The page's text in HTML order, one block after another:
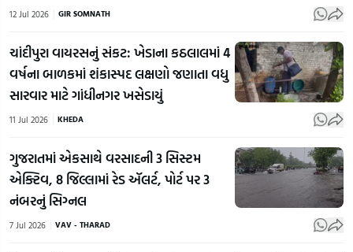
12 Jul 2026 GIR SOMNATH
ચાંદીપુરા વાયરસનું સંકટ: ખેડાના કઠલાલમાં 4
વર્ષના બાળકમાં શંકાસ્પદ લક્ષણો જણાતા વધુ
સારવાર માટે ગાંધીનગર ખસેડાયું
11 Jul 2026 KHEDA
ગુજરાતમાં એકસાથે વરસાદની 3 સિસ્ટમ
એક્ટિવ, 8 જિલ્લામાં રેડ ઍલર્ટ, પોર્ટ પર 3
નંબરનું સિગ્નલ
7 Jul 2026 VAV - THARAD